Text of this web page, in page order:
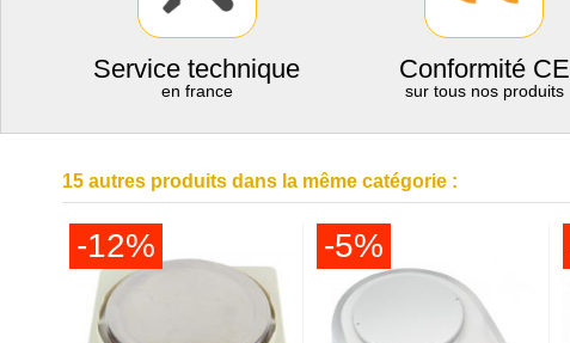
Service technique
en france
Conformité CE
sur tous nos produits
15 autres produits dans la même catégorie :
-12% -5%